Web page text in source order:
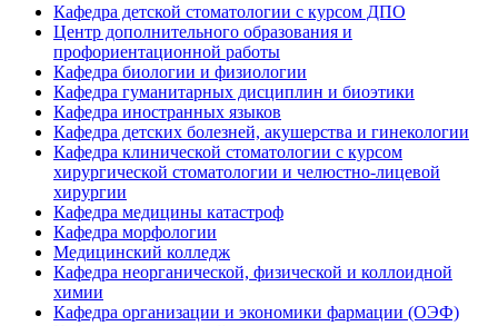
Кафедра детской стоматологии с курсом ДПО
Центр дополнительного образования и
профориентационной работы
Кафедра биологии и физиологии
Кафедра гуманитарных дисциплин и биоэтики
Кафедра иностранных языков
Кафедра детских болезней, акушерства и гинекологии
Кафедра клинической стоматологии с курсом
хирургической стоматологии и челюстно-лицевой
хирургии
Кафедра медицины катастроф
Кафедра морфологии
Медицинский колледж
Кафедра неорганической, физической и коллоидной
химии
Кафедра организации и экономики фармации (ОЭФ)